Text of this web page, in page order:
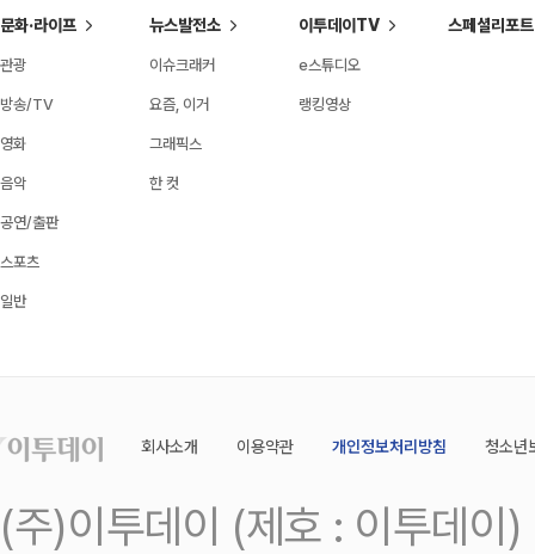
문화·라이프
관광
방송/TV
영화
음악
공연/출판
스포츠
일반
뉴스발전소
이슈크래커
요즘, 이거
그래픽스
한 컷
이투데이TV
e스튜디오
랭킹영상
스페셜리포트
회사소개 이용약관 개인정보처리방침 청소년
(주)이투데이 (제호 : 이투데